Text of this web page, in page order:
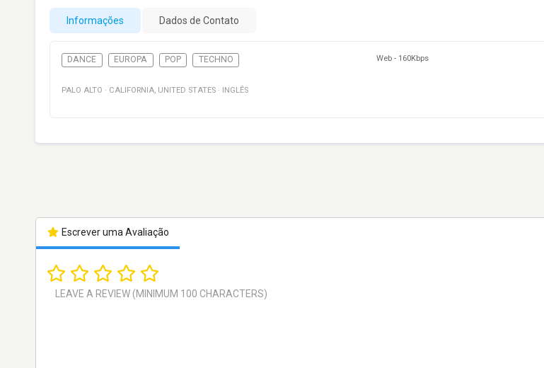
Informações Dados de Contato
DANCE EUROPA POP TECHNO Web - 160Kbps
PALO ALTO · CALIFORNIA, UNITED STATES · INGLÊS
Escrever uma Avaliação